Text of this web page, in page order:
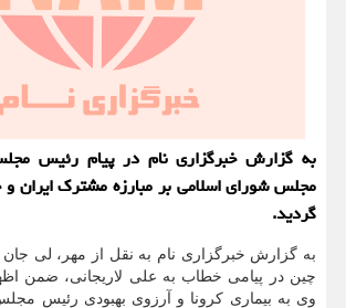
به گزارش خبرگزاری نام در پیام رئیس
مجلس شورای اسلامی بر مبارزه مشترك ایران و
گردید.
به گزارش خبرگزاری نام به نقل از مهر، لی
چین در پیامی خطاب به علی لاریجانی، ضمن
وی به بیماری كرونا و آرزوی بهبودی رئیس